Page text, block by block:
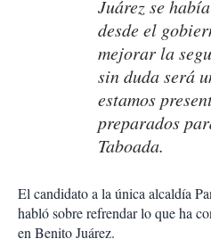
Juárez se
desde el
mejorar la
sin duda será
estamos
preparados
Taboada.
El candidato a la única alcaldía
habló sobre refrendar lo que ha
en Benito Juárez.